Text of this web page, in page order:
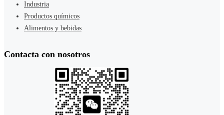
Industria
Productos químicos
Alimentos y bebidas
Contacta con nosotros